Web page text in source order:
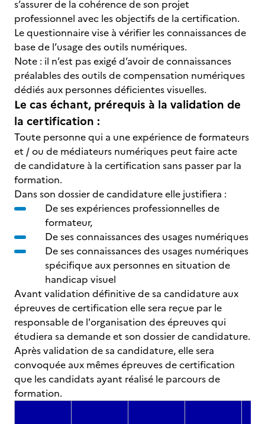
s’assurer de la cohérence de son projet
professionnel avec les objectifs de la certification.
Le questionnaire vise à vérifier les connaissances de
base de l’usage des outils numériques.
Note : il n’est pas exigé d’avoir de connaissances
préalables des outils de compensation numériques
dédiés aux personnes déficientes visuelles.
Le cas échant, prérequis à la validation de
la certification :
Toute personne qui a une expérience de formateurs
et / ou de médiateurs numériques peut faire acte
de candidature à la certification sans passer par la
formation.
Dans son dossier de candidature elle justifiera :
De ses expériences professionnelles de
formateur,
De ses connaissances des usages numériques
De ses connaissances des usages numériques
spécifique aux personnes en situation de
handicap visuel
Avant validation définitive de sa candidature aux
épreuves de certification elle sera reçue par le
responsable de l'organisation des épreuves qui
étudiera sa demande et son dossier de candidature.
Après validation de sa candidature, elle sera
convoquée aux mêmes épreuves de certification
que les candidats ayant réalisé le parcours de
formation.